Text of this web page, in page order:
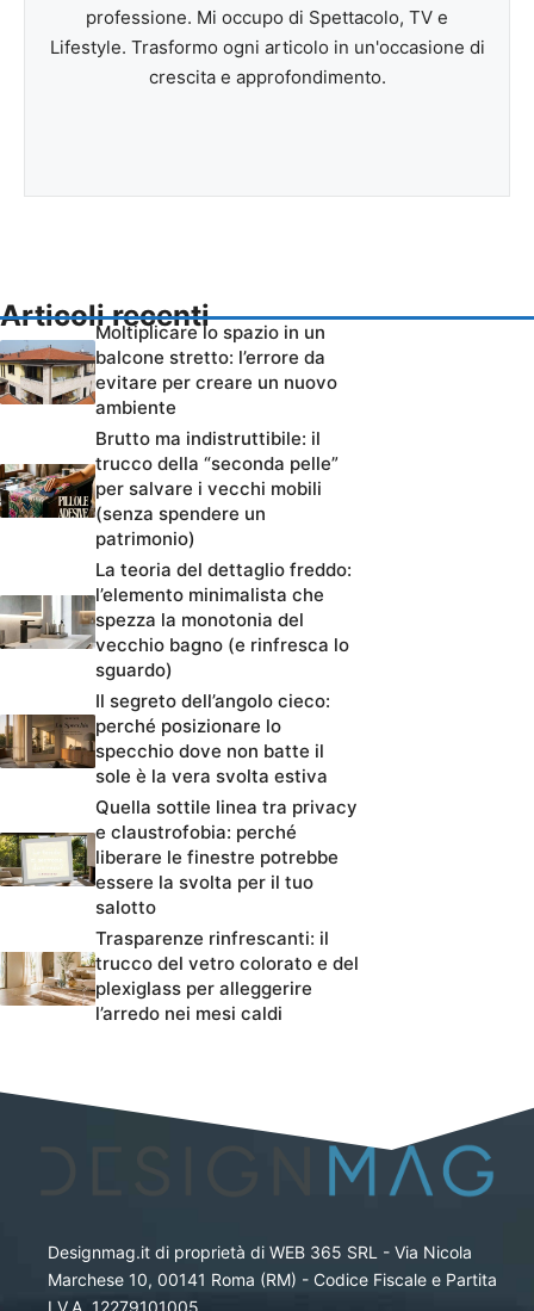
professione. Mi occupo di Spettacolo, TV e
Lifestyle. Trasformo ogni articolo in un'occasione di
crescita e approfondimento.
Articoli recenti
Moltiplicare lo spazio in un
balcone stretto: l’errore da
evitare per creare un nuovo
ambiente
Brutto ma indistruttibile: il
trucco della “seconda pelle”
per salvare i vecchi mobili
(senza spendere un
patrimonio)
La teoria del dettaglio freddo:
l’elemento minimalista che
spezza la monotonia del
vecchio bagno (e rinfresca lo
sguardo)
Il segreto dell’angolo cieco:
perché posizionare lo
specchio dove non batte il
sole è la vera svolta estiva
Quella sottile linea tra privacy
e claustrofobia: perché
liberare le finestre potrebbe
essere la svolta per il tuo
salotto
Trasparenze rinfrescanti: il
trucco del vetro colorato e del
plexiglass per alleggerire
l’arredo nei mesi caldi
Designmag.it di proprietà di WEB 365 SRL - Via Nicola
Marchese 10, 00141 Roma (RM) - Codice Fiscale e Partita
I.V.A. 12279101005